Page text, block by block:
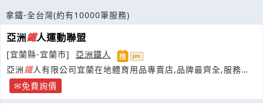
拿鐵-全台灣(約有10000筆服務)
亞洲鐵人運動聯盟
[宜蘭縣-宜蘭市]
亞洲鐵人
亞洲鐵人有限公司宜蘭在地體育用品專賣店,品牌最齊全,服務最
優質,空間最舒適,價格最合理.
免費詢價